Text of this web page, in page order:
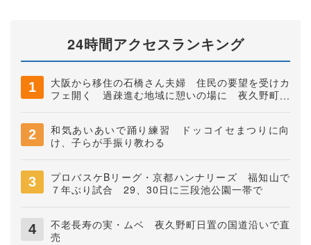
24時間アクセスランキング
大阪から移住の石橋さん夫婦 住民の要望を受けカ
フェ開く 過疎進む地域に憩いの場に 夜久野町稲
和気あいあいで踊り練習 ドッコイセまつりに向
け、子らが手振り教わる
プロバスケBリーグ・京都ハンナリーズ 福知山で
７年ぶり試合 29、30日に三段池公園一帯で
不老長寿の実・ムベ 夜久野町日置の国道沿いで直
売